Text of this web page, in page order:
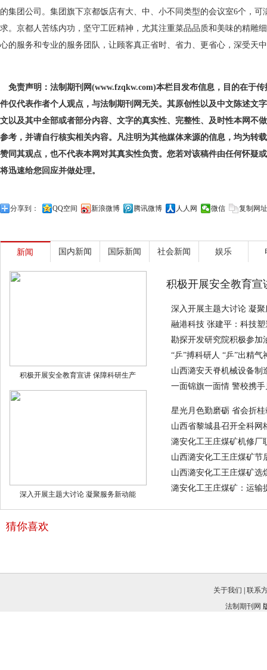
的集团公司。集团旗下京都饭店有大、中、小不同类型的会议室6个，
求。京都人苦练内功，坚守工匠精神，尤其注重菜品品质和美味的精雕
心的服务和专业的服务团队，让顾客真正省时、省力、更省心，深受天
免责声明：法制期刊网(www.fzqkw.com)本栏目发布信息，目的在于
件仅代表作者个人观点，与法制期刊网无关。其原创性以及中文陈述文
文以及其中全部或者部分内容、文字的真实性、完整性、及时性本网不
参考，并请自行核实相关内容。凡注明为其他媒体来源的信息，均为转
赞同其观点，也不代表本网对其真实性负责。您若对该稿件由任何怀疑
将迅速给您回应并做处理。
分享到： QQ空间 新浪微博 腾讯微博 人人网 微信 复制网址
新闻 国内新闻 国际新闻 社会新闻 娱乐
积极开展安全教育宣讲 保障科研生产
深入开展主题大讨论 凝聚服务新动能
积极开展安全教育
深入开展主题大讨论 凝
融港科技 张建平：科技
勘探开发研究院积极参加
“乒”搏科研人 “乒”出精气
山西潞安天脊机械设备制
一面锦旗一面情 警校携
星光月色勤磨砺 省会折
山西省黎城县召开全科网
潞安化工王庄煤矿机修厂
山西潞安化工王庄煤矿节
山西潞安化工王庄煤矿选
潞安化工王庄煤矿：运输
猜你喜欢
关于我们
联系
法制期刊网